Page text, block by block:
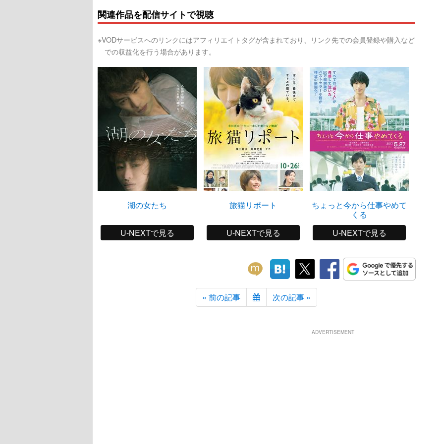
関連作品を配信サイトで視聴
※VODサービスへのリンクにはアフィリエイトタグが含まれており、リンク先での会員登録や購入など
での収益化を行う場合があります。
湖の女たち
U-NEXTで見る
旅猫リポート
U-NEXTで見る
ちょっと今から仕事やめて
くる
U-NEXTで見る
« 前の記事 次の記事 »
ADVERTISEMENT